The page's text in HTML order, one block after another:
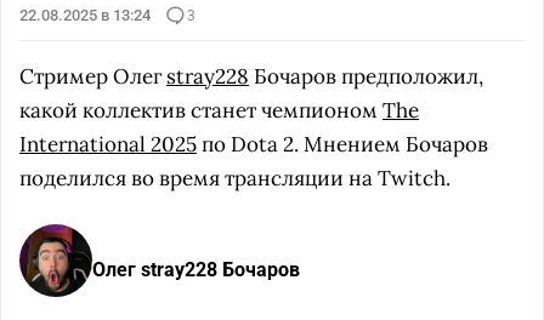
22.08.2025 в 13:24 3
Стример Олегstray228 Бочаров предположил,
какой коллектив станет чемпионом The
International 2025по Dota 2. Мнением Бочаров
поделился во время трансляции на Twitch.
Олег stray228 Бочаров